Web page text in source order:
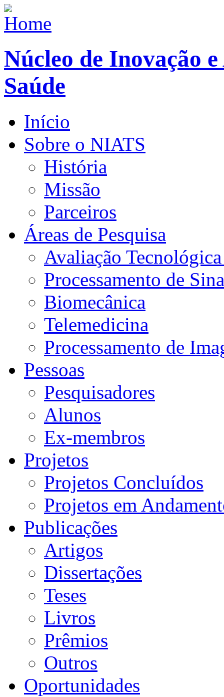
Núcleo de Inovação
Saúde
Início
Sobre o NIATS
História
Missão
Parceiros
Áreas de Pesquisa
Avaliação
Processamento de
Biomecânica
Telemedicina
Processamento de
Pessoas
Pesquisadores
Alunos
Ex-membros
Projetos
Projetos Concluídos
Projetos em
Publicações
Artigos
Dissertações
Teses
Livros
Prêmios
Outros
Oportunidades